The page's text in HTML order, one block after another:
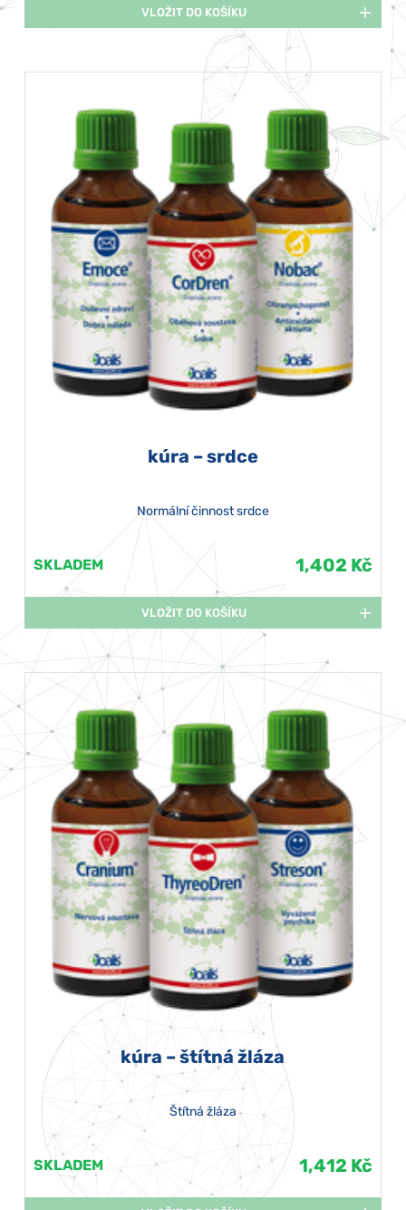
VLOŽIT DO KOŠÍKU
kúra – srdce
Normální činnost srdce
SKLADEM 1,402 Kč
VLOŽIT DO KOŠÍKU
kúra – štítná žláza
Štítná žláza
SKLADEM 1,412 Kč